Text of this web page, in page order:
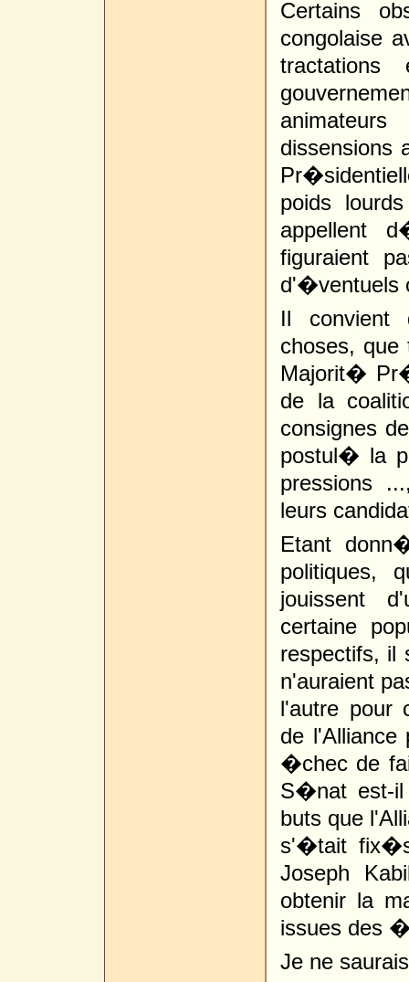
Certains
congolaise
dissensions
poids
appellent
figuraient
d'�ventuels
Il convient
choses,
Majorit�
de la
consignes
postul� la
pressions
leurs
Etant
politiques,
jouissent
certaine
respectifs, il
n'auraient
l'autre pour
de
�chec de
S�nat est-
buts que
s'�tait
Joseph
obtenir la
issues des
Je ne